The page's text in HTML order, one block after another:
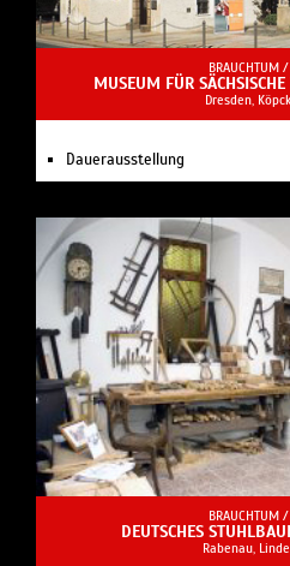
BRAUCHTUM /
MUSEUM FÜR
Dresden,
Dauerausstellung
BRAUCHTUM /
DEUTSCHES
Rabenau,